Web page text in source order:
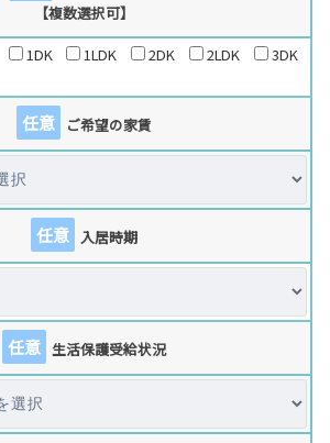
【複数選択可】
1DK 1LDK 2DK 2LDK
3DK
任意 ご希望の家賃
任意 入居時期
任意 生活保護受給状況